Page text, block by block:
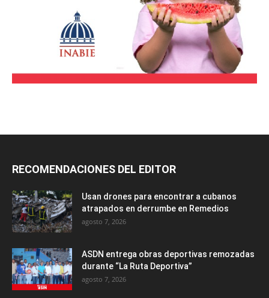
RECOMENDACIONES DEL EDITOR
Usan drones para encontrar a cubanos
atrapados en derrumbe en Remedios
agosto 7, 2026
ASDN entrega obras deportivas remozadas
durante “La Ruta Deportiva”
agosto 7, 2026